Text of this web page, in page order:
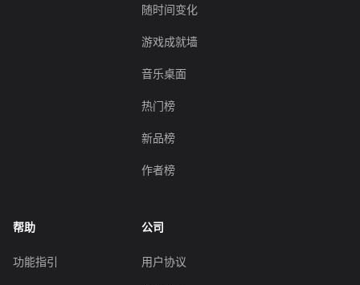
随时间变化
游戏成就墙
音乐桌面
热门榜
新品榜
作者榜
帮助
功能指引
公司
用户协议